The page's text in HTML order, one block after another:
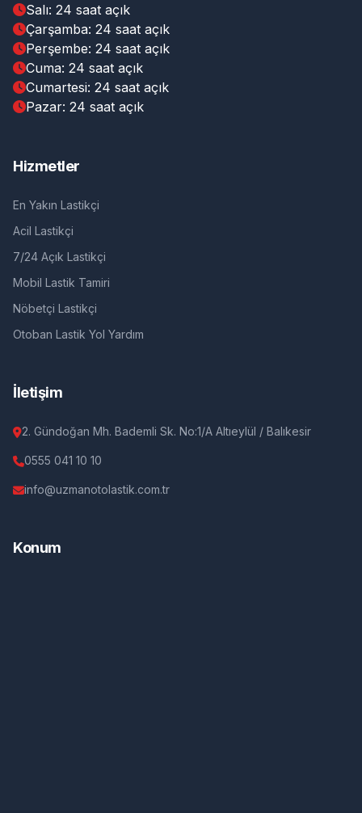
Salı: 24 saat açık
Çarşamba: 24 saat açık
Perşembe: 24 saat açık
Cuma: 24 saat açık
Cumartesi: 24 saat açık
Pazar: 24 saat açık
Hizmetler
En Yakın Lastikçi
Acil Lastikçi
7/24 Açık Lastikçi
Mobil Lastik Tamiri
Nöbetçi Lastikçi
Otoban Lastik Yol Yardım
İletişim
2. Gündoğan Mh. Bademli Sk. No:1/A Altıeylül / Balıkesir
0555 041 10 10
info@uzmanotolastik.com.tr
Konum